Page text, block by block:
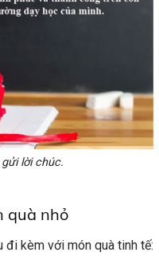
lời chúc.
quà nhỏ
đi kèm với món quà tinh tế: